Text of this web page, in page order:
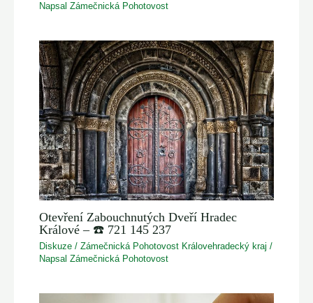
NapsalZámečnická Pohotovost
Otevření Zabouchnutých Dveří Hradec
Králové – ☎️ 721 145 237
Diskuze /Zámečnická Pohotovost Královehradecký kraj /
NapsalZámečnická Pohotovost